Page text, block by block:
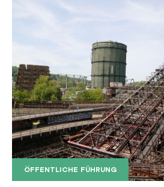
ÖFFENTLICHE FÜHRUNG
Der Erzschrägaufzug der
Copyright: Weltkulturerbe